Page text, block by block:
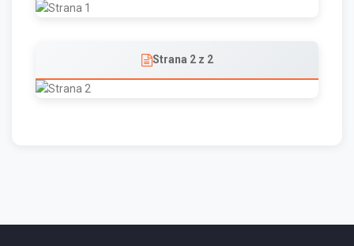
Strana 2 z 2